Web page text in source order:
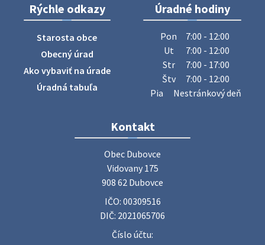
ZBER ŽELEZA
Obecný úrad oznamuje občanom, že v stredu 29. júla 2026
sa v našej obci uskutoční zber železa. Pracovníci Obecného
úradu budú od 8.00 hod. prechádzať obcou a zbierať
železný odpad …
27. júla 2026 06:31
Zájazd do Veľkého Medera
Základná organizácia Únie žien Slovenska Dubovce
srdečne pozýva svoje členky, ich rodinných príslušníkov aj
priateľov na jednodňový zájazd na termálne kúpalisko
Poradne komplexnej pomoci
Rýchle odkazy
Starosta obce
Obecný úrad
Ako vybaviť na úrade
Úradná tabuľa
Úradné hodiny
Pon
7:00 - 12:00
Ut
7:00 - 12:00
Str
7:00 - 17:00
Štv
7:00 - 12:00
Pia
Nestránkový deň
Kontakt
Obec Dubovce
Vidovany 175
908 62 Dubovce
IČO: 00309516
DIČ: 2021065706
Číslo účtu: